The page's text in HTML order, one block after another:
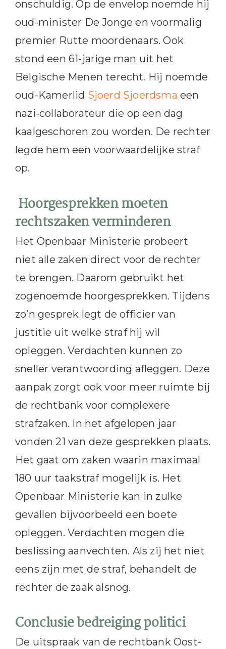
onschuldig. Op de envelop noemde hij
oud-minister De Jonge en voormalig
premier Rutte moordenaars. Ook
stond een 61-jarige man uit het
Belgische Menen terecht. Hij noemde
oud-Kamerlid Sjoerd Sjoerdsma een
nazi-collaborateur die op een dag
kaalgeschoren zou worden. De rechter
legde hem een voorwaardelijke straf
op.
Hoorgesprekken moeten
rechtszaken verminderen
Het Openbaar Ministerie probeert
niet alle zaken direct voor de rechter
te brengen. Daarom gebruikt het
zogenoemde hoorgesprekken. Tijdens
zo’n gesprek legt de officier van
justitie uit welke straf hij wil
opleggen. Verdachten kunnen zo
sneller verantwoording afleggen. Deze
aanpak zorgt ook voor meer ruimte bij
de rechtbank voor complexere
strafzaken. In het afgelopen jaar
vonden 21 van deze gesprekken plaats.
Het gaat om zaken waarin maximaal
180 uur taakstraf mogelijk is. Het
Openbaar Ministerie kan in zulke
gevallen bijvoorbeeld een boete
opleggen. Verdachten mogen die
beslissing aanvechten. Als zij het niet
eens zijn met de straf, behandelt de
rechter de zaak alsnog.
Conclusie bedreiging politici
De uitspraak van de rechtbank Oost-